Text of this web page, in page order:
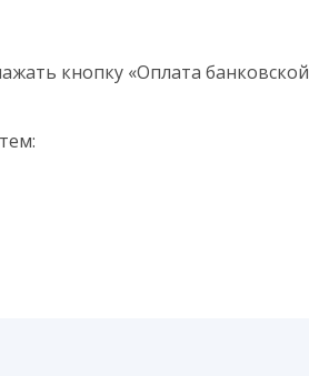
кнопку «Оплата банковской